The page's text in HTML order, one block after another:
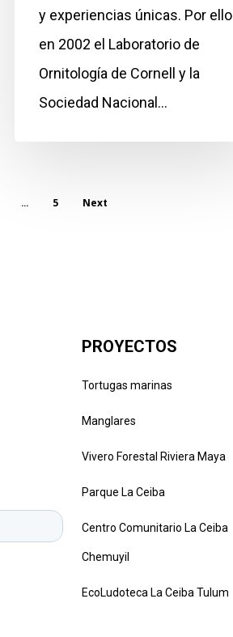
y experiencias únicas. Por ello
en 2002 el Laboratorio de
Ornitología de Cornell y la
Sociedad Nacional…
… 5 Next
PROYECTOS
Tortugas marinas
Manglares
Vivero Forestal Riviera Maya
Parque La Ceiba
Centro Comunitario La Ceiba
Chemuyil
EcoLudoteca La Ceiba Tulum